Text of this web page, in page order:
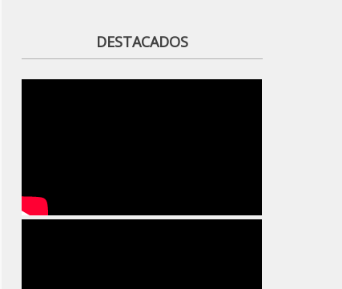
DESTACADOS